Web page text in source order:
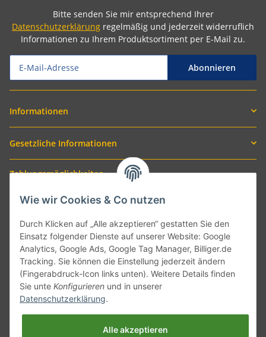
Bitte senden Sie mir entsprechend Ihrer
Datenschutzerklärung regelmäßig und jederzeit widerruflich
Informationen zu Ihrem Produktsortiment per E-Mail zu.
Abonnieren
Informationen
Gesetzliche Informationen
Zahlungsmöglichkeiten
Versand mit
Wie wir Cookies & Co nutzen
Durch Klicken auf „Alle akzeptieren“ gestatten Sie den
Einsatz folgender Dienste auf unserer Website: Google
Analytics, Google Ads, Google Tag Manager, Billiger.de
Tracking. Sie können die Einstellung jederzeit ändern
(Fingerabdruck-Icon links unten). Weitere Details finden
Sie unte Konfigurieren und in unserer
Datenschutzerklärung.
Alle akzeptieren